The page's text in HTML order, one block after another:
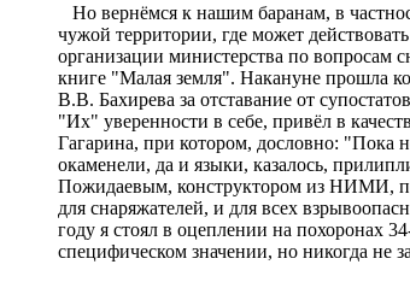
Но вернёмся к нашим баранам, в
чужой территории, где может
организации министерства по вопросам
книге "Малая земля". Накануне прошла
В.В. Бахирева за отставание от
"Их" уверенности в себе, привёл в
Гагарина, при котором, дословно: "Пока
окаменели, да и языки, казалось,
Пожидаевым, конструктором из НИМИ,
для снаряжателей, и для всех
году я стоял в оцеплении на похоронах
специфическом значении, но никогда не